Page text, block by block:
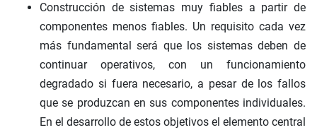
Construcción de sistemas muy fiables a partir de
componentes menos fiables. Un requisito cada vez
más fundamental será que los sistemas deben de
continuar operativos, con un funcionamiento
degradado si fuera necesario, a pesar de los fallos
que se produzcan en sus componentes individuales.
En el desarrollo de estos objetivos el elemento central